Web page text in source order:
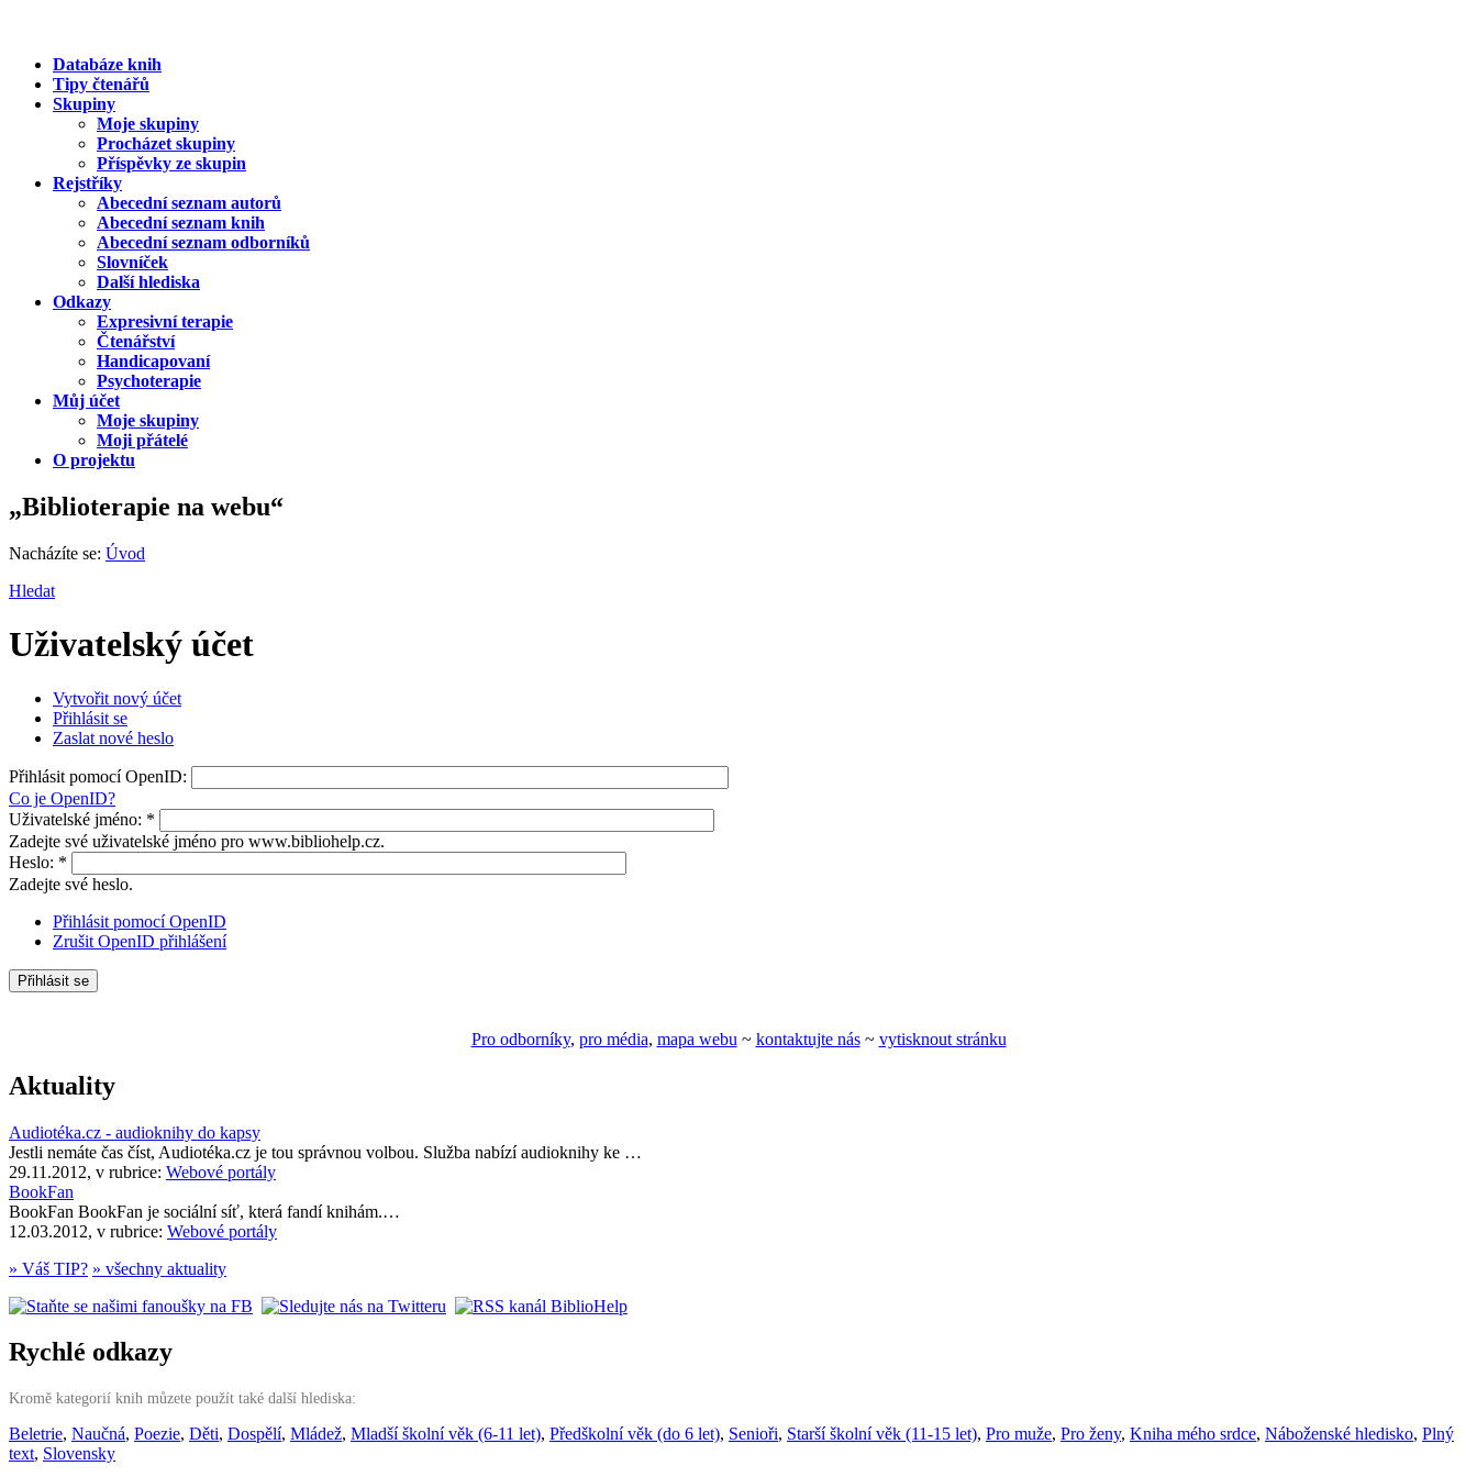
Databáze knih
Tipy čtenářů
Skupiny
Moje skupiny
Procházet skupiny
Příspěvky ze skupin
Rejstříky
Abecední seznam autorů
Abecední seznam knih
Abecední seznam odborníků
Slovníček
Další hlediska
Odkazy
Expresivní terapie
Čtenářství
Handicapovaní
Psychoterapie
Můj účet
Moje skupiny
Moji přátelé
O projektu
„Biblioterapie na webu“
Nacházíte se: Úvod
Hledat
Uživatelský účet
Vytvořit nový účet
Přihlásit se
Zaslat nové heslo
Přihlásit pomocí OpenID:
Co je OpenID?
Uživatelské jméno: *
Zadejte své uživatelské jméno pro www.bibliohelp.cz.
Heslo: *
Zadejte své heslo.
Přihlásit pomocí OpenID
Zrušit OpenID přihlášení
Pro odborníky, pro média, mapa webu ~ kontaktujte nás ~ vytisknout stránku
Aktuality
Audiotéka.cz - audioknihy do kapsy
Jestli nemáte čas číst, Audiotéka.cz je tou správnou volbou. Služba nabízí audioknihy ke …
29.11.2012, v rubrice: Webové portály
BookFan
BookFan BookFan je sociální síť, která fandí knihám.…
12.03.2012, v rubrice: Webové portály
» Váš TIP? » všechny aktuality
Rychlé odkazy
Kromě kategorií knih můzete použít také další hlediska:
Beletrie, Naučná, Poezie, Děti, Dospělí, Mládež, Mladší školní věk (6-11 let), Předškolní věk (do 6 let), Senioři, Starší školní věk (11-15 let), Pro muže, Pro ženy, Kniha mého srdce, Náboženské hledisko, Plný
text, Slovensky